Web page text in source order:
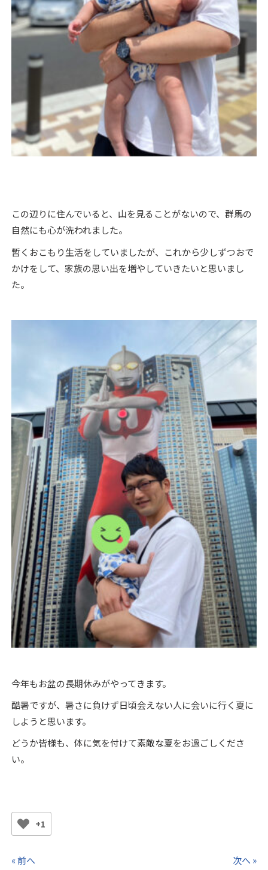
この辺りに住んでいると、山を見ることがないので、群馬の
自然にも心が洗われました。
暫くおこもり生活をしていましたが、これから少しずつおで
かけをして、家族の思い出を増やしていきたいと思いまし
た。
今年もお盆の長期休みがやってきます。
酷暑ですが、暑さに負けず日頃会えない人に会いに行く夏に
しようと思います。
どうか皆様も、体に気を付けて素敵な夏をお過ごしくださ
い。
+1
« 前へ 次へ »